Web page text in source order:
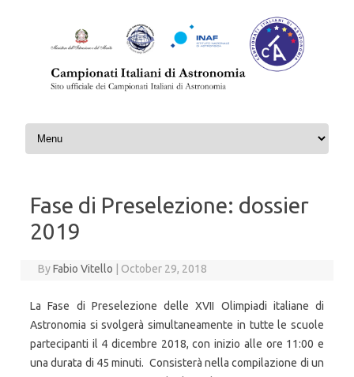
Skip to content
Fase di Preselezione: dossier
2019
ByFabio Vitello October 29, 2018
La Fase di Preselezione delle XVII Olimpiadi italiane di
Astronomia si svolgerà simultaneamente in tutte le scuole
partecipanti il 4 dicembre 2018, con inizio alle ore 11:00 e
una durata di 45 minuti. Consisterà nella compilazione di un